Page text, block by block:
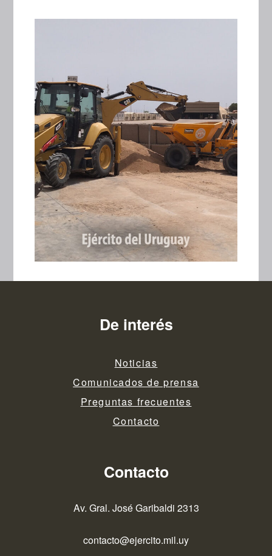
De interés
Noticias
Comunicados de prensa
Preguntas frecuentes
Contacto
Contacto
Av. Gral. José Garibaldi 2313
contacto@ejercito.mil.uy